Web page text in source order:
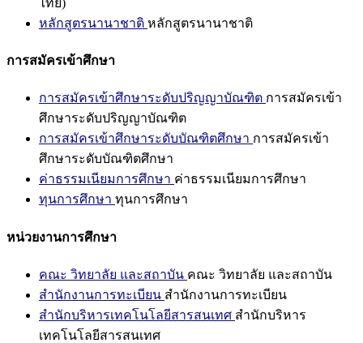
หลักสูตรนานาชาติ หลักสูตรนานาชาติ
การสมัครเข้าศึกษา
การสมัครเข้าศึกษาระดับปริญญาบัณฑิต การสมัครเข้า
ศึกษาระดับปริญญาบัณฑิต
การสมัครเข้าศึกษาระดับบัณฑิตศึกษา การสมัครเข้า
ศึกษาระดับบัณฑิตศึกษา
ค่าธรรมเนียมการศึกษา ค่าธรรมเนียมการศึกษา
ทุนการศึกษา ทุนการศึกษา
หน่วยงานการศึกษา
คณะ วิทยาลัย และสถาบัน คณะ วิทยาลัย และสถาบัน
สำนักงานการทะเบียน สำนักงานการทะเบียน
สำนักบริหารเทคโนโลยีสารสนเทศ สำนักบริหาร
เทคโนโลยีสารสนเทศ